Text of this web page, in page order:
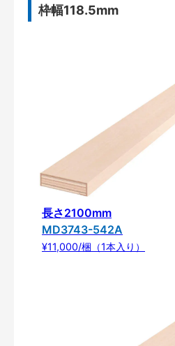
枠幅118.5mm
長さ2100mm
MD3743-542A
¥11,000/梱（1本入り）